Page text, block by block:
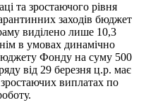
та зростаючого рівня
заходів бюджет
виділено лише 10,3
в умовах динамічно
Фонду на суму 500
від 29 березня ц.р. має
виплатах по